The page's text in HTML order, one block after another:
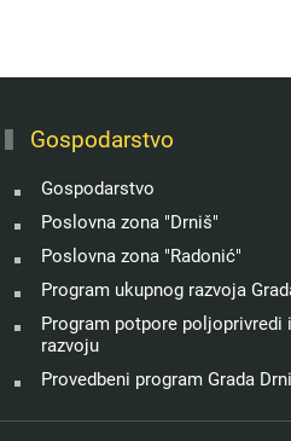
Gospodarstvo
Gospodarstvo
Poslovna zona "Drniš"
Poslovna zona "Radonić"
Program ukupnog razvoja
Program potpore poljoprivredi
razvoju
Provedbeni program Grada